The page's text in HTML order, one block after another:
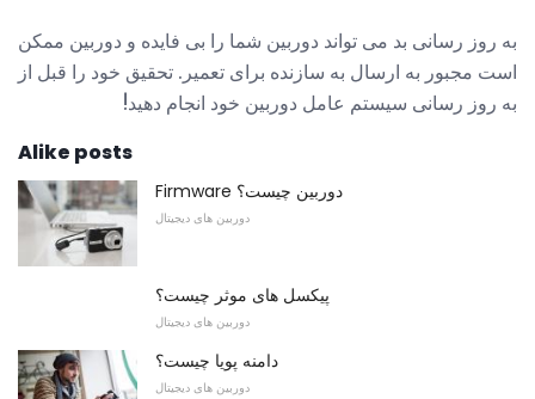
به روز رسانی بد می تواند دوربین شما را بی فایده و دوربین ممکن
است مجبور به ارسال به سازنده برای تعمیر. تحقیق خود را قبل از
به روز رسانی سیستم عامل دوربین خود انجام دهید!
Alike posts
Firmware دوربین چیست؟
دوربین های دیجیتال
پیکسل های موثر چیست؟
دوربین های دیجیتال
دامنه پویا چیست؟
دوربین های دیجیتال